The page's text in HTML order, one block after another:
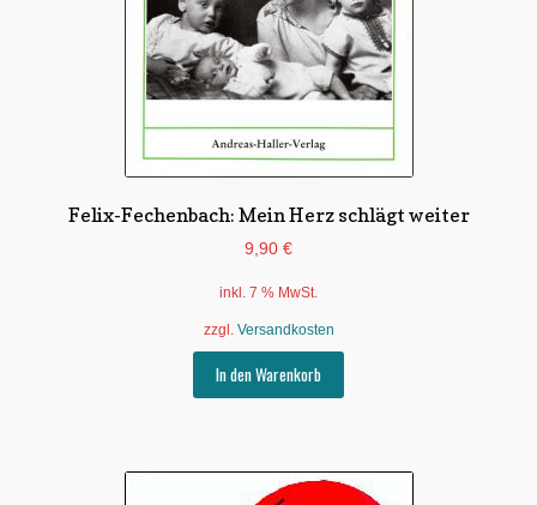
Felix-Fechenbach: Mein Herz schlägt weiter
9,90 €
inkl. 7 % MwSt.
zzgl. Versandkosten
In den Warenkorb